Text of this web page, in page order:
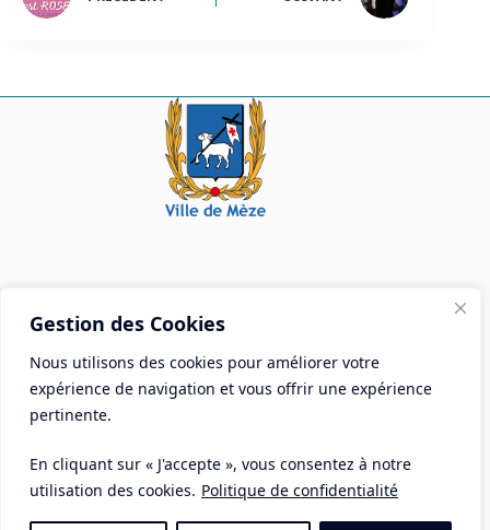
Gestion des Cookies
Nous utilisons des cookies pour améliorer votre
expérience de navigation et vous offrir une expérience
pertinente.
En cliquant sur « J'accepte », vous consentez à notre
utilisation des cookies. Politique de confidentialité
Mairie de Mèze
Place Aristide Briand - BP 28 34140 Mèze
Tél :04 67 18 30 30
Mail :